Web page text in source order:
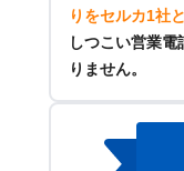
りをセルカ1社
しつこい営業
りません。